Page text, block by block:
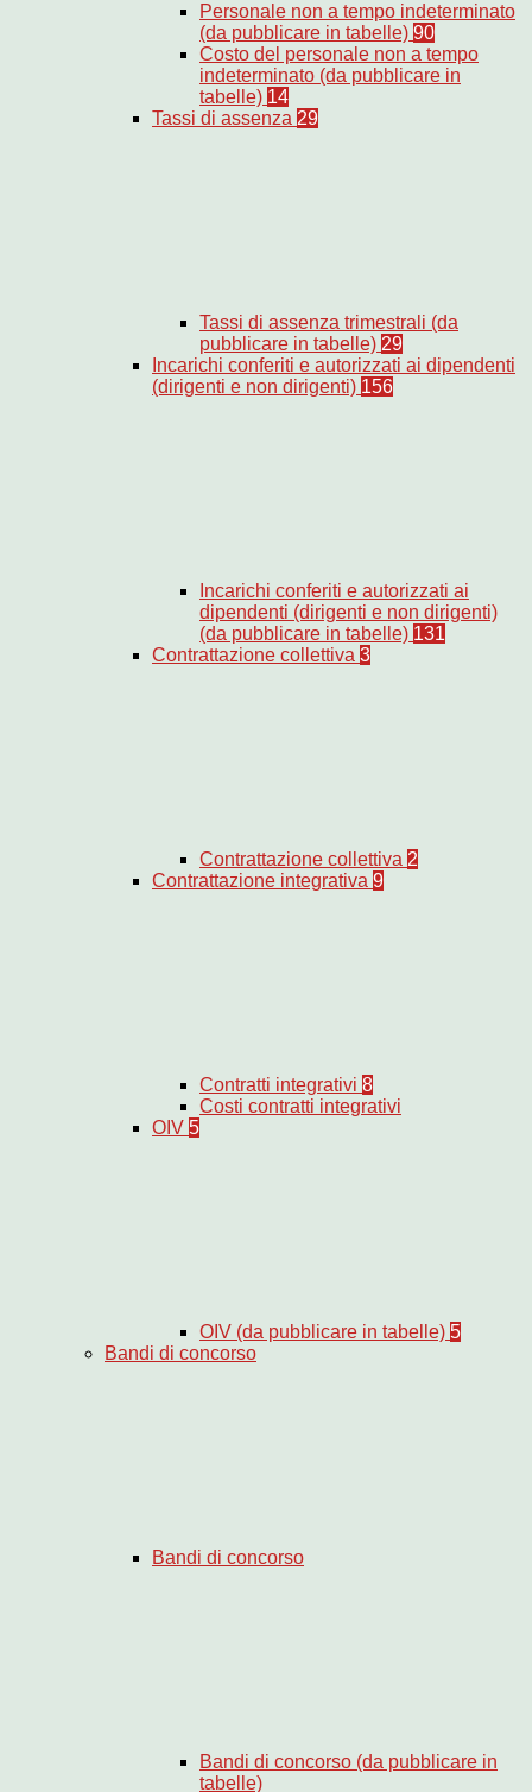
Personale non a tempo indeterminato
(da pubblicare in tabelle) 90
Costo del personale non a tempo
indeterminato (da pubblicare in
tabelle) 14
Tassi di assenza 29
Tassi di assenza trimestrali (da
pubblicare in tabelle) 29
Incarichi conferiti e autorizzati ai dipendenti
(dirigenti e non dirigenti) 156
Incarichi conferiti e autorizzati ai
dipendenti (dirigenti e non dirigenti)
(da pubblicare in tabelle) 131
Contrattazione collettiva 3
Contrattazione collettiva 2
Contrattazione integrativa 9
Contratti integrativi 8
Costi contratti integrativi
OIV 5
OIV (da pubblicare in tabelle) 5
Bandi di concorso
Bandi di concorso
Bandi di concorso (da pubblicare in
tabelle)